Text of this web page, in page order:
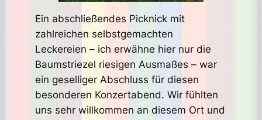
Ein abschließendes Picknick mit
zahlreichen selbstgemachten
Leckereien – ich erwähne hier nur die
Baumstriezel riesigen Ausmaßes – war
ein geselliger Abschluss für diesen
besonderen Konzertabend. Wir fühlten
uns sehr willkommen an diesem Ort und